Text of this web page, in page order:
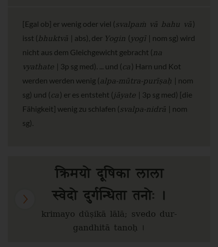
[Egal ob] er wenig oder viel (svalpaṁ vā bahu vā)
isst (bhuktvā | abs), der Yogin (yogī | nom sg) wird
nicht aus dem Gleichgewicht gebracht (na
vyathate | 3p sg med). ... und (ca ) Harn und Kot
werden werden wenig (alpa-mūtra-purīṣaḥ | nom
sg) und (ca ) er es entsteht (jāyate | 3p sg med) [die
Fähigkeit] wenig zu schlafen (svalpa-nidrā | nom
sg).
क्रिमयो दूषिका लाला
स्वेदो दुर्गन्धिता तनोः ।
krimayo dūṣikā lālā; svedo dur-
gandhitā tanoḥ ।